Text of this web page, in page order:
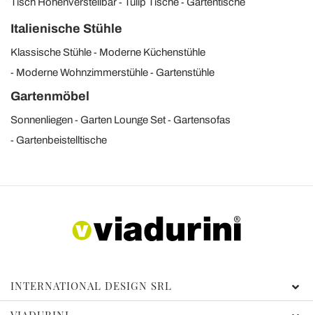
Tisch Höhenverstellbar
Tulip Tische Gartentische
Italienische Stühle
Klassische Stühle
Moderne Küchenstühle
Moderne Wohnzimmerstühle
Gartenstühle
Gartenmöbel
Sonnenliegen Garten Lounge Set
Gartensofas
Gartenbeistelltische
INTERNATIONAL DESIGN SRL